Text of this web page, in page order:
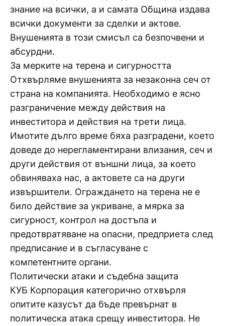
знание на всички, а и самата Община издава
всички документи за сделки и актове.
Внушенията в този смисъл са безпочвени и
абсурдни.
За мерките на терена и сигурността
Отхвърляме внушенията за незаконна сеч от
страна на компанията. Необходимо е ясно
разграничение между действия на
инвеститора и действия на трети лица.
Имотите дълго време бяха разградени, което
доведе до нерегламентирани влизания, сеч и
други действия от външни лица, за което
обвиняваха нас, а актовете са на други
извършители. Ограждането на терена не е
било действие за укриване, а мярка за
сигурност, контрол на достъпа и
предотвратяване на опасни, предприета след
предписание и в съгласуване с
компетентните органи.
Политически атаки и съдебна защита
КУБ Корпорация категорично отхвърля
опитите казусът да бъде превърнат в
политическа атака срещу инвеститора. Не